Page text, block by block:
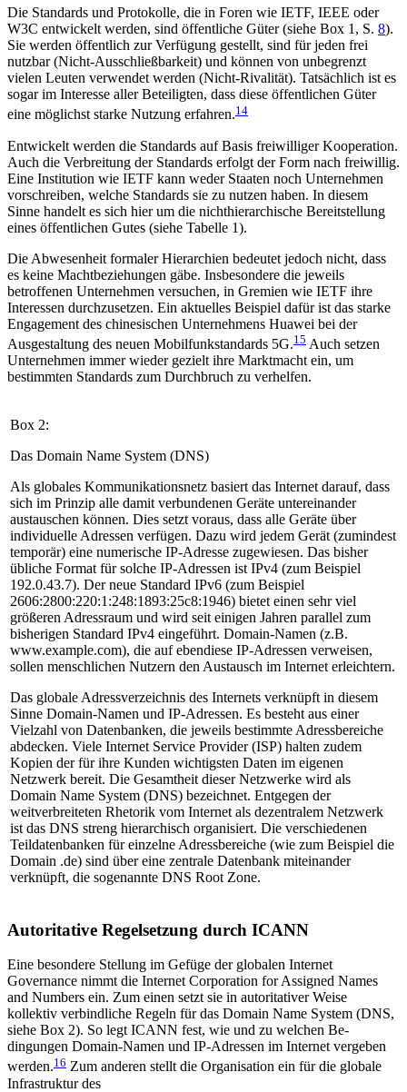
Die Standards und Protokolle, die in Foren wie IETF, IEEE oder
W3C entwickelt werden, sind öffent­liche Güter (siehe Box 1, S. 8).
Sie werden öffentlich zur Verfügung gestellt, sind für jeden frei
nutzbar(Nicht-Ausschließbarkeit) und können von unbegrenzt
vielen Leuten verwendet werden (Nicht-Riva­lität). Tatsächlich ist es
sogar im Interesse aller Betei­lig­ten, dass diese öffentlichen Güter
eine möglichst starke Nutzung erfahren.14
Entwickelt werden die Standards auf Basis frei­williger Kooperation.
Auch die Verbreitung der Stan­dards erfolgt der Form nach freiwillig.
Eine Institu­tion wie IETF kann weder Staaten noch Unternehmen
vorschreiben, welche Standards sie zu nutzen haben. In diesem
Sinne handelt es sich hier um die nicht­hierarchische Bereitstellung
eines öffentlichen Gutes (siehe Tabelle 1).
Die Abwesenheit formaler Hierarchien bedeutet jedoch nicht, dass
es keine Machtbeziehungen gäbe. Insbesondere die jeweils
betroffenen Unternehmen versuchen, in Gremien wie IETF ihre
Interessen durchzusetzen. Ein aktuelles Beispiel dafür ist das starke
Engagement des chinesischen Unternehmens Huawei bei der
Ausgestaltung des neuen Mobilfunkstandards 5G.15 Auch setzen
Unternehmen immer wieder gezielt ihre Marktmacht ein, um
bestimmten Standards zum Durchbruch zu verhelfen.
Box 2:
Das Domain Name System (DNS)
Als globales Kommunikationsnetz basiert das Internet darauf, dass
sich im Prinzip alle damit verbundenen Geräte untereinander
austauschen können. Dies setzt voraus, dass alle Geräte über
individuelle Adressen verfügen. Dazu wird jedem Gerät (zumindest
temporär) eine numerische IP-Adresse zugewiesen. Das bisher
übliche Format für solche IP-Adressen ist IPv4 (zum Bei­spiel
192.0.43.7). Der neue Standard IPv6 (zum Beispiel
2606:2800:220:1:248:1893:25c8:1946) bietet einen sehr viel
größeren Adressraum und wird seit einigen Jahren parallel zum
bisherigen Standard IPv4 eingeführt. Domain-Namen (z.B.
www.example.com), die auf eben­diese IP-Adressen verweisen,
sollen menschlichen Nutzern den Austausch im Internet erleichtern.
Das globale Adressverzeichnis des Internets verknüpft in diesem
Sinne Domain-Namen und IP-Adressen. Es besteht aus einer
Vielzahl von Datenbanken, die jeweils bestimmte Adressbereiche
abdecken. Viele Internet Service Provider (ISP) halten zudem
Kopien der für ihre Kunden wichtigsten Daten im eigenen
Netzwerk bereit. Die Gesamtheit dieser Netzwerke wird als
Domain Name System (DNS) bezeichnet. Entgegen der
weitverbreiteten Rhetorik vom Internet als dezentralem Netzwerk
ist das DNS streng hierarchisch organisiert. Die verschiedenen
Teildatenbanken für einzelne Adressbereiche (wie zum Beispiel die
Domain .de) sind über eine zentrale Datenbank miteinander
verknüpft, die sogenannte DNS Root Zone.
Autoritative Regelsetzung durch ICANN
Eine besondere Stellung im Gefüge der globalen Internet
Governance nimmt die Internet Corporation for Assigned Names
and Numbers ein. Zum einen setzt sie in autoritativer Weise
kollektiv verbindliche Regeln für das Domain Name System (DNS,
siehe Box 2). So legt ICANN fest, wie und zu welchen Be­
dingungen Domain-Namen und IP-Adressen im Internet vergeben
werden.16 Zum anderen stellt die Organisation ein für die globale
Infrastruktur des